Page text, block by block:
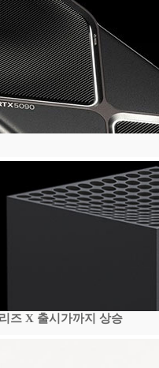
즈 X 출시가까지 상승